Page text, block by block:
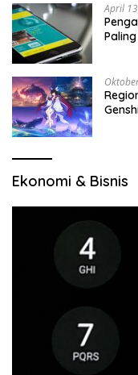
April
Ekonomi & Bisnis